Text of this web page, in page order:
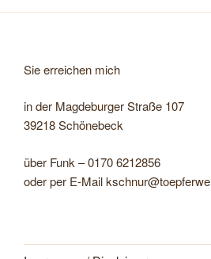
Sie erreichen mich
in der Magdeburger Straße 107
39218 Schönebeck
über Funk – 0170 6212856
oder per E-Mail